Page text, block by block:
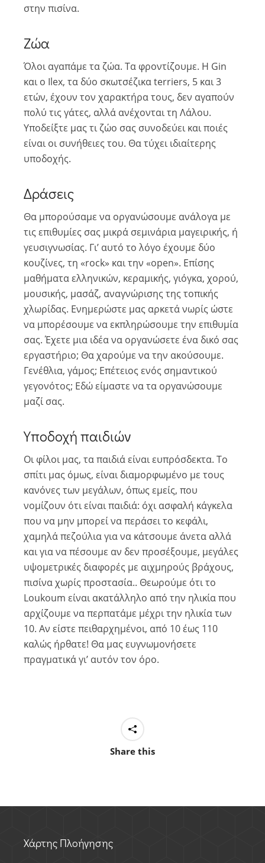
στην πισίνα.
Ζώα
Όλοι αγαπάμε τα ζώα. Τα φροντίζουμε. Η Gin
και ο Ilex, τα δύο σκωτσέζικα terriers, 5 και 3
ετών, έχουν τον χαρακτήρα τους, δεν αγαπούν
πολύ τις γάτες, αλλά ανέχονται τη Λάλου.
Υποδείξτε μας τι ζώο σας συνοδεύει και ποιές
είναι οι συνήθειες του. Θα τύχει ιδιαίτερης
υποδοχής.
Δράσεις
Θα μπορούσαμε να οργανώσουμε ανάλογα με
τις επιθυμίες σας μικρά σεμινάρια μαγειρικής, ή
γευσιγνωσίας. Γι’ αυτό το λόγο έχουμε δύο
κουζίνες, τη «rock» και την «open». Επίσης
μαθήματα ελληνικών, κεραμικής, γιόγκα, χορού,
μουσικής, μασάζ, αναγνώρισης της τοπικής
χλωρίδας. Ενημερώστε μας αρκετά νωρίς ώστε
να μπορέσουμε να εκπληρώσουμε την επιθυμία
σας. Έχετε μια ιδέα να οργανώσετε ένα δικό σας
εργαστήριο; Θα χαρούμε να την ακούσουμε.
Γενέθλια, γάμος; Επέτειος ενός σημαντικού
γεγονότος; Εδώ είμαστε να τα οργανώσουμε
μαζί σας.
Υποδοχή παιδιών
Οι φίλοι μας, τα παιδιά είναι ευπρόσδεκτα. Το
σπίτι μας όμως, είναι διαμορφωμένο με τους
κανόνες των μεγάλων, όπως εμείς, που
νομίζουν ότι είναι παιδιά: όχι ασφαλή κάγκελα
που να μην μπορεί να περάσει το κεφάλι,
χαμηλά πεζούλια για να κάτσουμε άνετα αλλά
και για να πέσουμε αν δεν προσέξουμε, μεγάλες
υψομετρικές διαφορές με αιχμηρούς βράχους,
πισίνα χωρίς προστασία.. Θεωρούμε ότι το
Loukoum είναι ακατάλληλο από την ηλικία που
αρχίζουμε να περπατάμε μέχρι την ηλικία των
10. Αν είστε πειθαρχημένοι, από 10 έως 110
καλώς ήρθατε! Θα μας ευγνωμονήσετε
πραγματικά γι’ αυτόν τον όρο.
Share this
Χάρτης Πλοήγησης